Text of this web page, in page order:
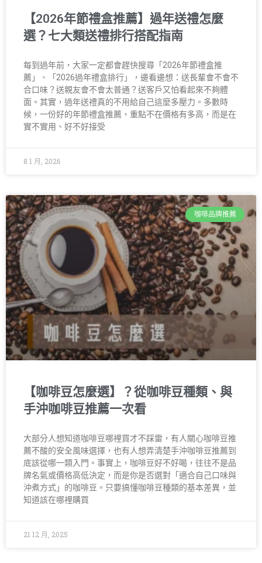
【2026年節禮盒推薦】過年送禮怎麼
選？七大類送禮排行搭配指南
每到過年前，大家一定都會趕快搜尋「2026年節禮盒推
薦」、「2026過年禮盒排行」，邊看邊想：送長輩會不會不
合口味？送親友會不會太普通？送客戶又怕看起來不夠體
面。其實，過年送禮真的不用給自己這麼多壓力。多數時
候，一份好的年節禮盒推薦，重點不在價格有多高，而是在
實不實用、好不好接受
8 1 月, 2026
咖啡品牌推薦
【咖啡豆怎麼選】？從咖啡豆種類、與
手沖咖啡豆推薦一次看
大部分人想知道咖啡豆哪裡買才不踩雷，有人關心咖啡豆推
薦不酸的安全風味選擇，也有人想弄清楚手沖咖啡豆推薦到
底該從哪一類入門。事實上，咖啡豆好不好喝，往往不是品
牌名氣或價格高低決定，而是你是否選對「適合自己口味與
沖煮方式」的咖啡豆。只要搞懂咖啡豆種類的基本差異，並
知道該在哪裡購買
21 12 月, 2025